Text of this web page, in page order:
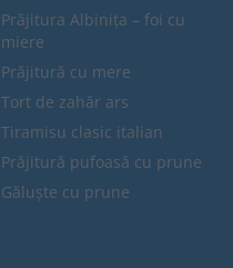
Prăjitura Albinița – foi cu
miere
Prăjitură cu mere
Tort de zahăr ars
Tiramisu clasic italian
Prăjitură pufoasă cu prune
Găluște cu prune